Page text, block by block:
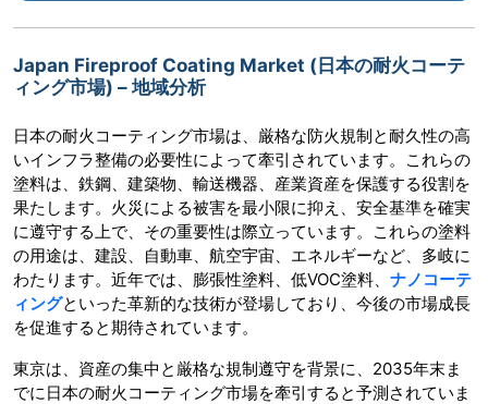
Japan Fireproof Coating Market (日本の耐火コーテ
ィング市場) – 地域分析
日本の耐火コーティング市場は、厳格な防火規制と耐久性の高
いインフラ整備の必要性によって牽引されています。これらの
塗料は、鉄鋼、建築物、輸送機器、産業資産を保護する役割を
果たします。火災による被害を最小限に抑え、安全基準を確実
に遵守する上で、その重要性は際立っています。これらの塗料
の用途は、建設、自動車、航空宇宙、エネルギーなど、多岐に
わたります。近年では、膨張性塗料、低VOC塗料、 ナノコーテ
ィングといった革新的な技術が登場しており、今後の市場成長
を促進すると期待されています。
東京は、資産の集中と厳格な規制遵守を背景に、2035年末ま
でに日本の耐火コーティング市場を牽引すると予測されていま